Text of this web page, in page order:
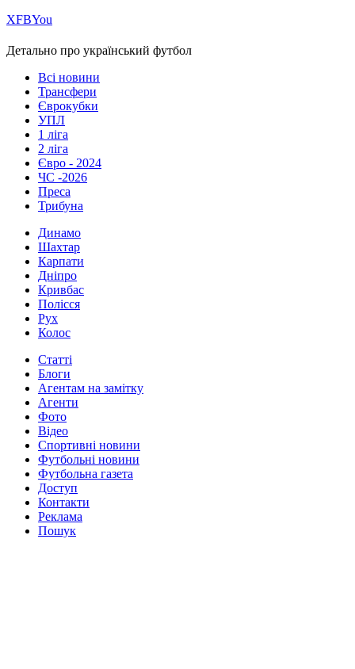
ХFBYou
Детально про український футбол
Всі новини
Трансфери
Єврокубки
УПЛ
1 ліга
2 ліга
Євро - 2024
ЧС -2026
Преса
Трибуна
Динамо
Шахтар
Карпати
Дніпро
Кривбас
Полісся
Рух
Колос
Статті
Блоги
Агентам на замітку
Агенти
Фото
Відео
Спортивні новини
Футбольні новини
Футбольна газета
Доступ
Контакти
Реклама
Пошук